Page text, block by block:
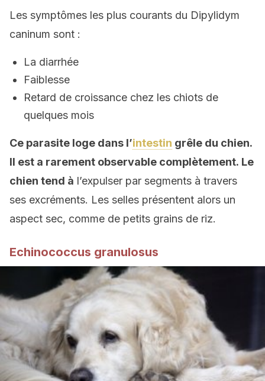
Les symptômes les plus courants du Dipylidym
caninum sont :
La diarrhée
Faiblesse
Retard de croissance chez les chiots de
quelques mois
Ce parasite loge dans l’intestin grêle du chien.
Il est a rarement observable complètement. Le
chien tend à l’expulser par segments à travers
ses excréments. Les selles présentent alors un
aspect sec, comme de petits grains de riz.
Echinococcus granulosus